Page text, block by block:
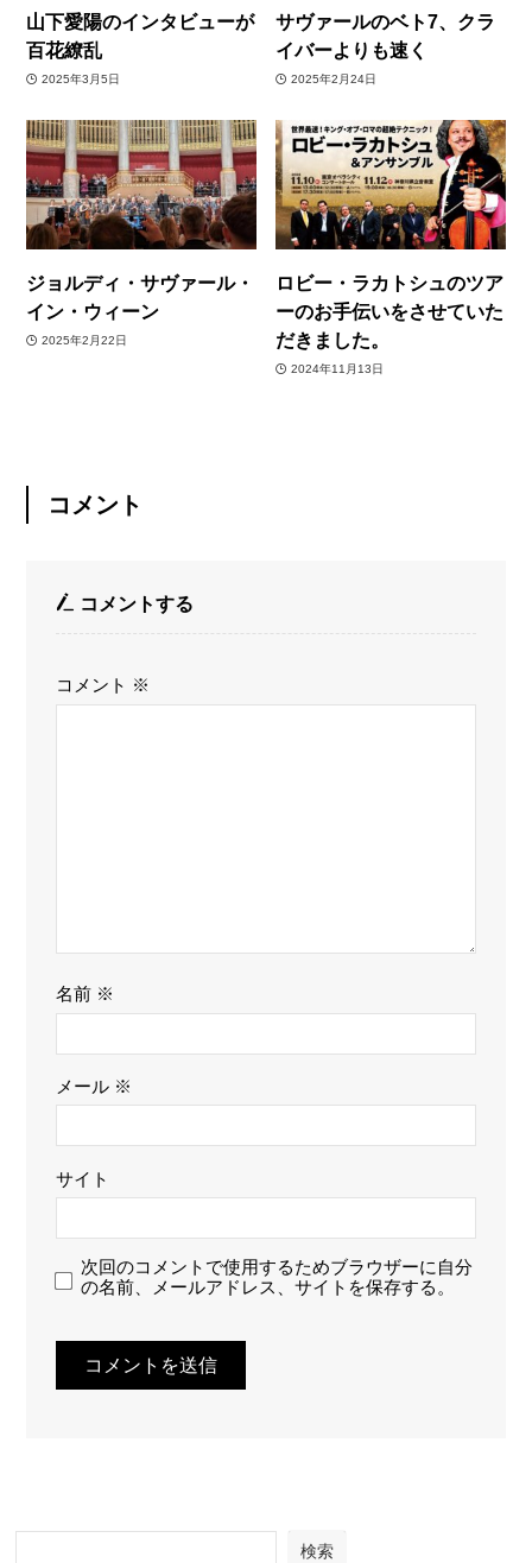
山下愛陽のインタビューが
百花繚乱
2025年3月5日
サヴァールのベト7、クラ
イバーよりも速く
2025年2月24日
ジョルディ・サヴァール・
イン・ウィーン
2025年2月22日
ロビー・ラカトシュのツア
ーのお手伝いをさせていた
だきました。
2024年11月13日
コメント
コメントする
コメント ※
名前 ※
メール ※
サイト
次回のコメントで使用するためブラウザーに自分
の名前、メールアドレス、サイトを保存する。
検索